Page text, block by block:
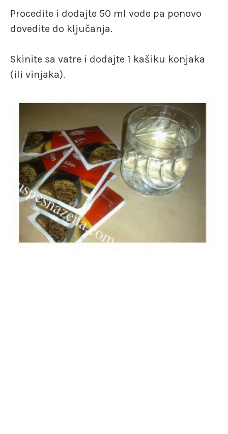
Procedite i dodajte 50 ml vode pa ponovo
dovedite do ključanja.
Skinite sa vatre i dodajte 1 kašiku konjaka
(ili vinjaka).